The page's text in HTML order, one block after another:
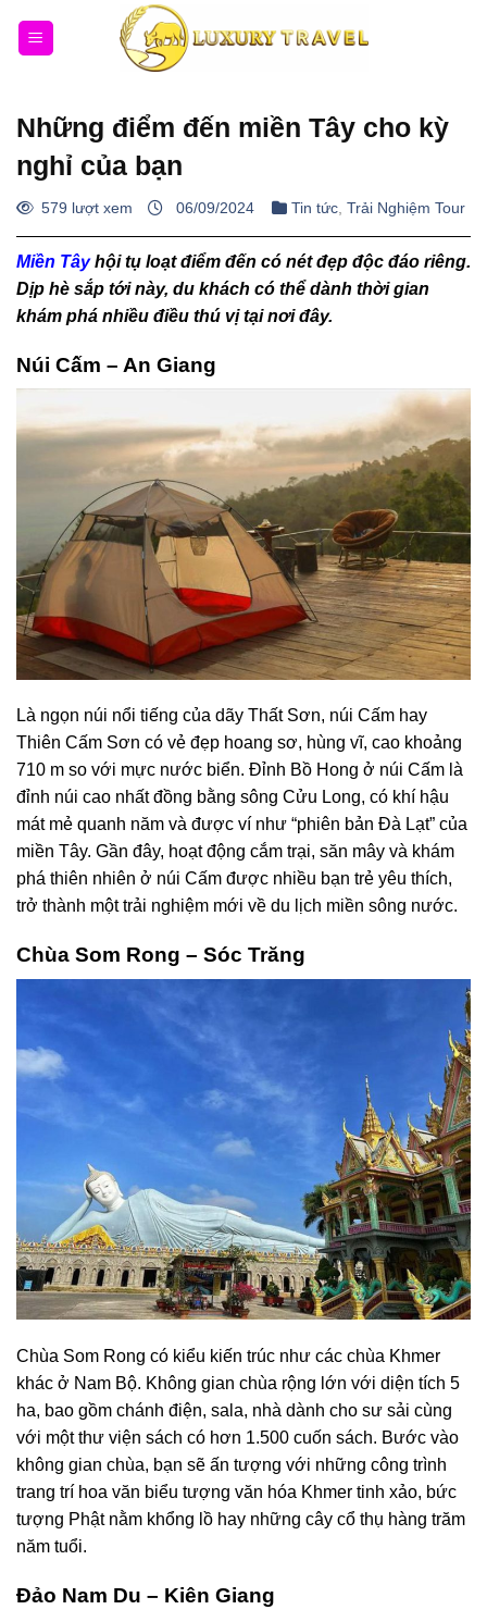
Những điểm đến miền Tây cho kỳ
nghỉ của bạn
579 lượt xem 06/09/2024 Tin tức Trải Nghiệm Tour
Miền Tâyhội tụ loạt điểm đến có nét đẹp độc đáo riêng.
Dịp hè sắp tới này, du khách có thể dành thời gian
khám phá nhiều điều thú vị tại nơi đây.
Núi Cấm – An Giang
Là ngọn núi nổi tiếng của dãy Thất Sơn, núi Cấm hay
Thiên Cấm Sơn có vẻ đẹp hoang sơ, hùng vĩ, cao khoảng
710 m so với mực nước biển. Đỉnh Bồ Hong ở núi Cấm là
đỉnh núi cao nhất đồng bằng sông Cửu Long, có khí hậu
mát mẻ quanh năm và được ví như “phiên bản Đà Lạt” của
miền Tây. Gần đây, hoạt động cắm trại, săn mây và khám
phá thiên nhiên ở núi Cấm được nhiều bạn trẻ yêu thích,
trở thành một trải nghiệm mới về du lịch miền sông nước.
Chùa Som Rong – Sóc Trăng
Chùa Som Rong có kiểu kiến trúc như các chùa Khmer
khác ở Nam Bộ. Không gian chùa rộng lớn với diện tích 5
ha, bao gồm chánh điện, sala, nhà dành cho sư sải cùng
với một thư viện sách có hơn 1.500 cuốn sách. Bước vào
không gian chùa, bạn sẽ ấn tượng với những công trình
trang trí hoa văn biểu tượng văn hóa Khmer tinh xảo, bức
tượng Phật nằm khổng lồ hay những cây cổ thụ hàng trăm
năm tuổi.
Đảo Nam Du – Kiên Giang